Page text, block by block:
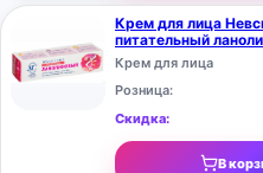
Крем для лица
питательный
Крем для лица
Розница:
Скидка:
В